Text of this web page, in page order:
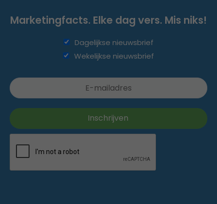
Marketingfacts. Elke dag vers. Mis niks!
Dagelijkse nieuwsbrief
Wekelijkse nieuwsbrief